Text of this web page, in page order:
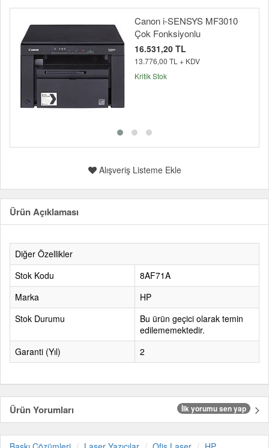
Canon i-SENSYS MF3010
Çok Fonksiyonlu
16.531,20 TL
13.776,00 TL + KDV
Kritik Stok
Alışveriş Listeme Ekle
Ürün Açıklaması
Diğer Özellikler
Stok Kodu
8AF71A
Marka
HP
Stok Durumu
Bu ürün geçici olarak temin
edilememektedir.
Garanti (Yıl)
2
Ürün Yorumları İlk yorumu sen yap